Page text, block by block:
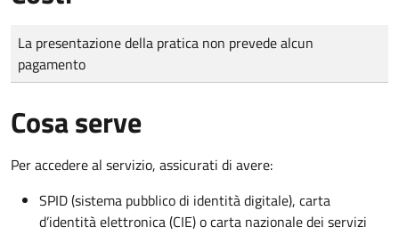
Tipo di pagamento
Importo
La presentazione della pratica non prevede alcun
pagamento
Cosa serve
Per accedere al servizio, assicurati di avere:
SPID (sistema pubblico di identità digitale), carta
d’identità elettronica (CIE) o carta nazionale dei servizi